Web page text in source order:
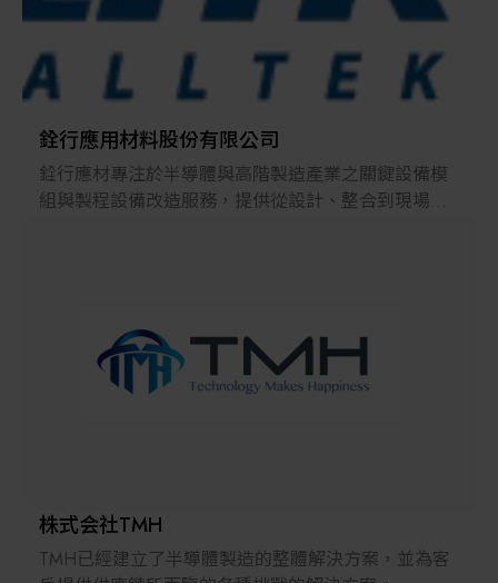
銓行應用材料股份有限公司
銓行應材專注於半導體與高階製造產業之關鍵設備模
組與製程設備改造服務，提供從設計、整合到現場導
我們擅長依據客戶既有設備條件進行客製化升級與改
造，在不中斷既有產線架構的前提下，提升製程穩定
度、溫度均勻性與整體生產效率。以工程專業為本，
株式会社TMH
TMH已經建立了半導體製造的整體解決方案，並為客